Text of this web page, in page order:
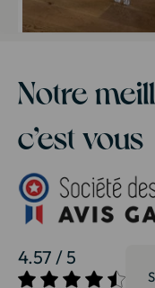
Notre
c’est vous
4.57 / 5
27/07/2026